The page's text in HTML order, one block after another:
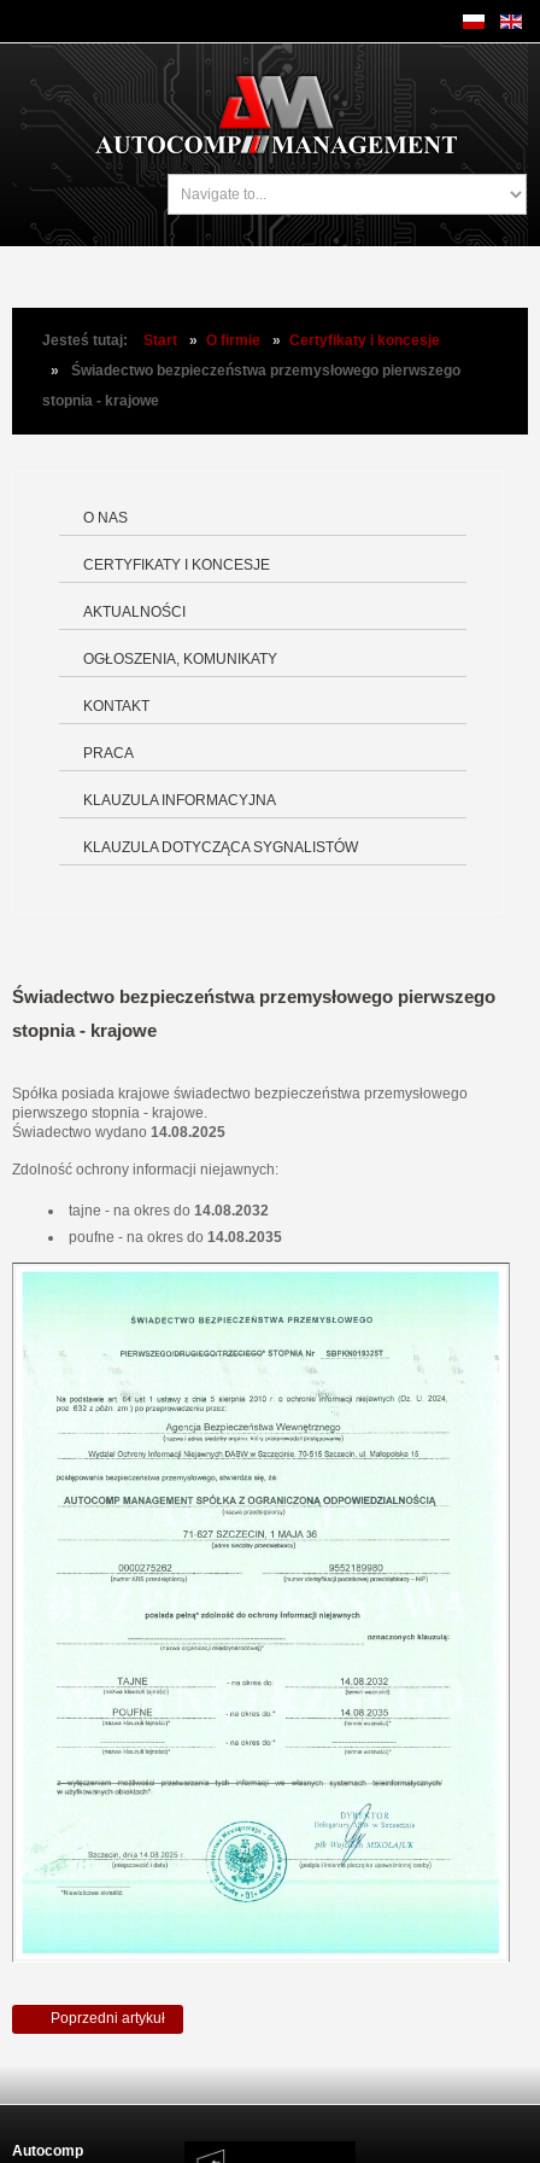
Jesteś tutaj: Start » O firmie » Certyfikaty i koncesje
»
Świadectwo bezpieczeństwa przemysłowego pierwszego
stopnia - krajowe
O NAS
CERTYFIKATY I KONCESJE
AKTUALNOŚCI
OGŁOSZENIA, KOMUNIKATY
KONTAKT
PRACA
KLAUZULA INFORMACYJNA
KLAUZULA DOTYCZĄCA SYGNALISTÓW
Świadectwo bezpieczeństwa przemysłowego pierwszego
stopnia - krajowe
Spółka posiada krajowe świadectwo bezpieczeństwa przemysłowego
pierwszego stopnia - krajowe.
Świadectwo wydano 14.08.2025
Zdolność ochrony informacji niejawnych:
tajne - na okres do 14.08.2032
poufne - na okres do 14.08.2035
Poprzedni artykuł
Autocomp